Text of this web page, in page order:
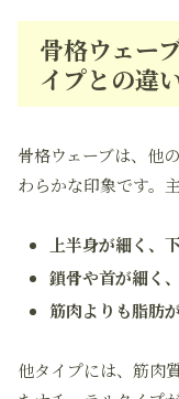
骨格ウェー
イプとの違
骨格ウェーブは、他
わらかな印象です。
上半身が細く、
鎖骨や首が細く
筋肉よりも脂肪
他タイプには、筋肉